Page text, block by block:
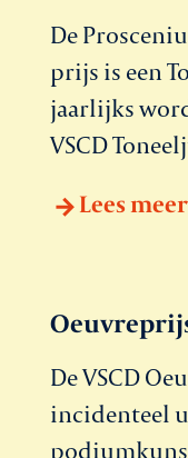
De
prijs is een
jaarlijks
VSCD
Lees meer
De VSCD
incidenteel